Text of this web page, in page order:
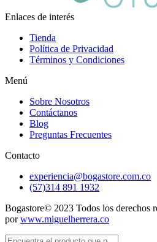
Enlaces de interés
Tienda
Política de Privacidad
Términos y Condiciones
Menú
Sobre Nosotros
Contáctanos
Blog
Preguntas Frecuentes
Contacto
experiencia@bogastore.com.co
(57)314 891 1932
Bogastore© 2023 Todos los derechos
porwww.miguelherrera.co